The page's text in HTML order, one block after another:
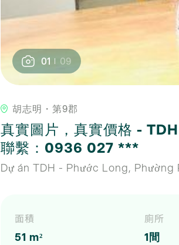
01 09
胡志明・第9郡
真實圖片，真實價格 -
聯繫：0936 027 ***
Dự án TDH - Phước Long,
面積
51 m²
廁所
1間